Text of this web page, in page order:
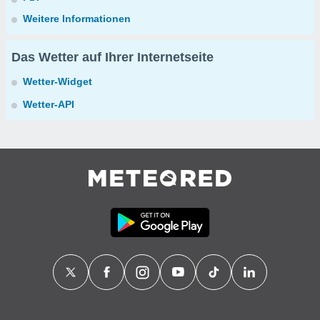
Weitere Informationen
Das Wetter auf Ihrer Internetseite
Wetter-Widget
Wetter-API